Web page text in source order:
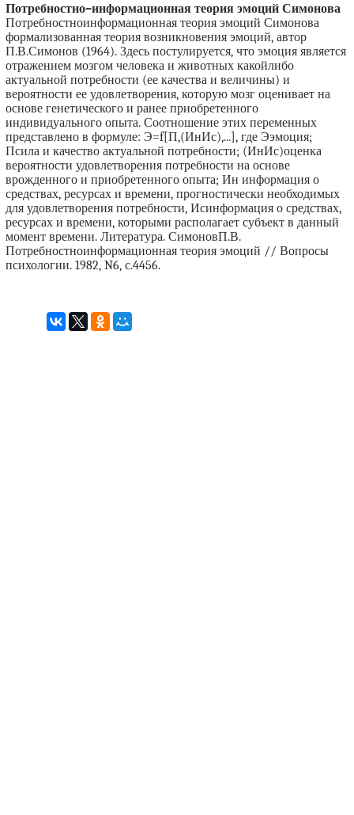
Потребностно–информационная теория эмоций Симонова
Потребностноинформационная теория эмоций Симонова
формализованная теория возникновения эмоций, автор
П.В.Симонов (1964). Здесь постулируется, что эмоция является
отражением мозгом человека и животных какойлибо
актуальной потребности (ее качества и величины) и
вероятности ее удовлетворения, которую мозг оценивает на
основе генетического и ранее приобретенного
индивидуального опыта. Соотношение этих переменных
представлено в формуле: Э=f[П,(ИнИс),...], где Ээмоция;
Псила и качество актуальной потребности; (ИнИс)оценка
вероятности удовлетворения потребности на основе
врожденного и приобретенного опыта; Ин информация о
средствах, ресурсах и времени, прогностически необходимых
для удовлетворения потребности, Исинформация о средствах,
ресурсах и времени, которыми располагает субъект в данный
момент времени. Литература. СимоновП.В.
Потребностноинформационная теория эмоций // Вопросы
психологии. 1982, N6, с.4456.